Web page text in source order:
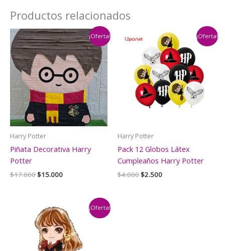
Productos relacionados
¡Oferta!
Harry Potter
Piñata Decorativa Harry
Potter
$17.000El
$17.000.
$15.000El
$15.000.
¡Oferta!
Harry Potter
Pack 12 Globos Látex
Cumpleaños Harry Potter
$4.000El
$2.500El
¡Oferta!